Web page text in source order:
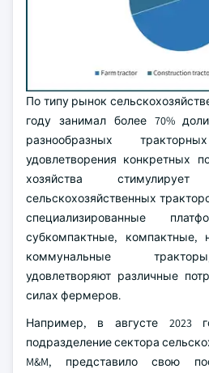
По типу рынок
году занимал более 70%
разнообразных
удовлетворения конкретных
хозяйства
сельскохозяйственных
специализированные
субкомпактные, компактные,
коммунальные
удовлетворяют различные
силах фермеров.
Например, в августе 2023
подразделение сектора
M&M, представило свою